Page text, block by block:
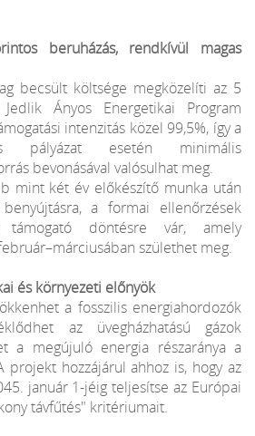
beruházás, rendkívül magas
becsült költsége megközelíti az 5
Ányos Energetikai Program
intenzitás közel 99,5%, így a
pályázat esetén minimális
bevonásával valósulhat meg.
mint két év előkészítő munka után
a formai ellenőrzések
támogató döntésre vár, amely
születhet meg.
és környezeti előnyök
a fosszilis energiahordozók
az üvegházhatású gázok
a megújuló energia részaránya a
projekt hozzájárul ahhoz is, hogy az
január 1-jéig teljesítse az Európai
távfűtés" kritériumait.